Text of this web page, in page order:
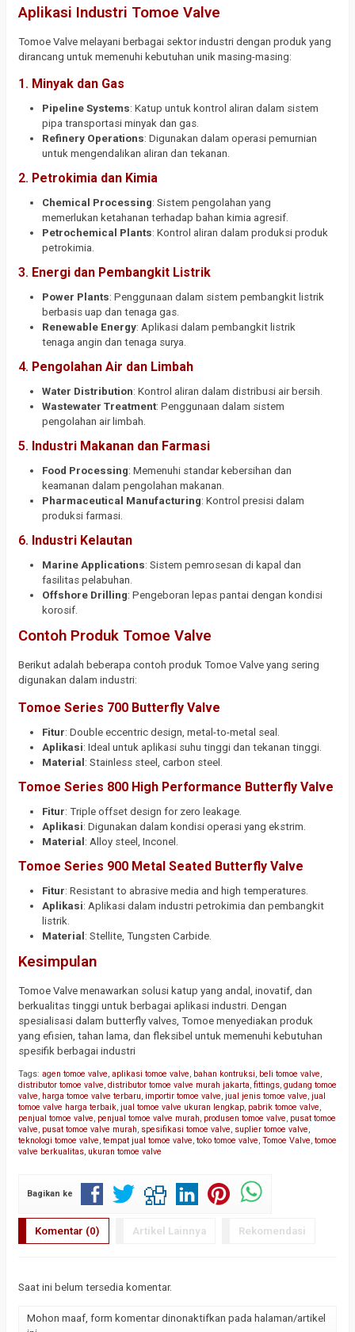
Aplikasi Industri Tomoe Valve
Tomoe Valve melayani berbagai sektor industri dengan produk yang
dirancang untuk memenuhi kebutuhan unik masing-masing:
1. Minyak dan Gas
Pipeline Systems: Katup untuk kontrol aliran dalam sistem
pipa transportasi minyak dan gas.
Refinery Operations: Digunakan dalam operasi pemurnian
untuk mengendalikan aliran dan tekanan.
2. Petrokimia dan Kimia
Chemical Processing: Sistem pengolahan yang
memerlukan ketahanan terhadap bahan kimia agresif.
Petrochemical Plants: Kontrol aliran dalam produksi produk
petrokimia.
3. Energi dan Pembangkit Listrik
Power Plants: Penggunaan dalam sistem pembangkit listrik
berbasis uap dan tenaga gas.
Renewable Energy: Aplikasi dalam pembangkit listrik
tenaga angin dan tenaga surya.
4. Pengolahan Air dan Limbah
Water Distribution: Kontrol aliran dalam distribusi air bersih.
Wastewater Treatment: Penggunaan dalam sistem
pengolahan air limbah.
5. Industri Makanan dan Farmasi
Food Processing: Memenuhi standar kebersihan dan
keamanan dalam pengolahan makanan.
Pharmaceutical Manufacturing: Kontrol presisi dalam
produksi farmasi.
6. Industri Kelautan
Marine Applications: Sistem pemrosesan di kapal dan
fasilitas pelabuhan.
Offshore Drilling: Pengeboran lepas pantai dengan kondisi
korosif.
Contoh Produk Tomoe Valve
Berikut adalah beberapa contoh produk Tomoe Valve yang sering
digunakan dalam industri:
Tomoe Series 700 Butterfly Valve
Fitur: Double eccentric design, metal-to-metal seal.
Aplikasi: Ideal untuk aplikasi suhu tinggi dan tekanan tinggi.
Material : Stainless steel, carbon steel.
Tomoe Series 800 High Performance Butterfly Valve
Fitur: Triple offset design for zero leakage.
Aplikasi: Digunakan dalam kondisi operasi yang ekstrim.
Material : Alloy steel, Inconel.
Tomoe Series 900 Metal Seated Butterfly Valve
Fitur: Resistant to abrasive media and high temperatures.
Aplikasi: Aplikasi dalam industri petrokimia dan pembangkit
listrik.
Material : Stellite, Tungsten Carbide.
Kesimpulan
Tomoe Valve menawarkan solusi katup yang andal, inovatif, dan
berkualitas tinggi untuk berbagai aplikasi industri. Dengan
spesialisasi dalam butterfly valves, Tomoe menyediakan produk
yang efisien, tahan lama, dan fleksibel untuk memenuhi kebutuhan
spesifik berbagai industri
Tags: agen tomoe valve, aplikasi tomoe valve, bahan kontruksi, beli tomoe valve,
distributor tomoe valve, distributor tomoe valve murah jakarta, fittings, gudang tomoe
valve, harga tomoe valve terbaru, importir tomoe valve, jual jenis tomoe valve, jual
tomoe valve harga terbaik, jual tomoe valve ukuran lengkap, pabrik tomoe valve,
penjual tomoe valve, penjual tomoe valve murah, produsen tomoe valve, pusat tomoe
valve, pusat tomoe valve murah, spesifikasi tomoe valve, suplier tomoe valve,
teknologi tomoe valve, tempat jual tomoe valve, toko tomoe valve, Tomoe Valve, tomoe
valve berkualitas, ukuran tomoe valve
Bagikan ke
Komentar (0) Artikel Lainnya Rekomendasi
Saat ini belum tersedia komentar.
Mohon maaf, form komentar dinonaktifkan pada halaman/artikel